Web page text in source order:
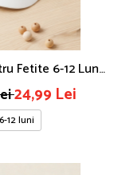
Fetite 6-12 Luni,
Simpatică Și
Roz
24,99 Lei
6-12 luni